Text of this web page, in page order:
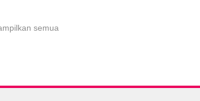
semua